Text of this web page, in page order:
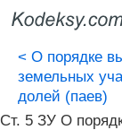
< О порядке
земельных
долей (паев)
Ст. 5 ЗУ О